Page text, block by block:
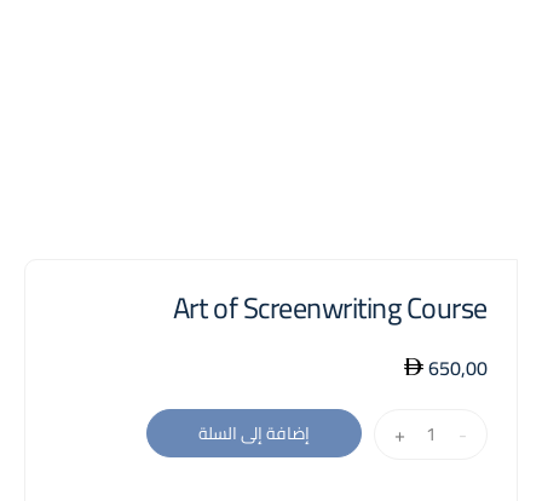
Art of Screenwriting Course
650,00
-
+ إضافة إلى السلة